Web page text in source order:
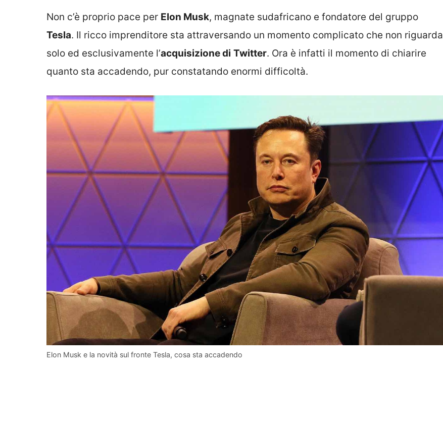
Non c’è proprio pace per Elon Musk, magnate sudafricano e fondatore del gruppo
Tesla. Il ricco imprenditore sta attraversando un momento complicato che non riguarda
solo ed esclusivamente l’acquisizione di Twitter. Ora è infatti il momento di chiarire
quanto sta accadendo, pur constatando enormi difficoltà.
Elon Musk e la novità sul fronte Tesla, cosa sta accadendo